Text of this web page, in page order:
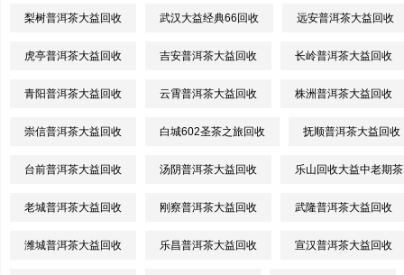
梨树普洱茶大益回收 武汉大益经典66回收 远安普洱茶大益回收
虎亭普洱茶大益回收 吉安普洱茶大益回收 长岭普洱茶大益回收
青阳普洱茶大益回收 云霄普洱茶大益回收 株洲普洱茶大益回收
崇信普洱茶大益回收 白城602圣茶之旅回收 抚顺普洱茶大益回收
台前普洱茶大益回收 汤阴普洱茶大益回收 乐山回收大益中老期
老城普洱茶大益回收 刚察普洱茶大益回收 武隆普洱茶大益回收
潍城普洱茶大益回收 乐昌普洱茶大益回收 宣汉普洱茶大益回收